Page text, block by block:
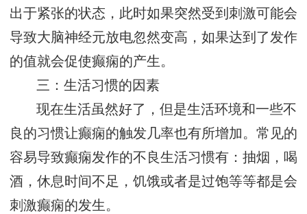
出于紧张的状态，此时如果突然受到刺激可能会
导致大脑神经元放电忽然变高，如果达到了发作
的值就会促使癫痫的产生。
三：生活习惯的因素
现在生活虽然好了，但是生活环境和一些不
良的习惯让癫痫的触发几率也有所增加。常见的
容易导致癫痫发作的不良生活习惯有：抽烟，喝
酒，休息时间不足，饥饿或者是过饱等等都是会
刺激癫痫的发生。